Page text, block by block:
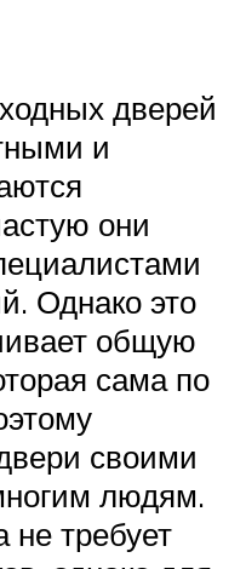
дверей
и
они
Однако это
общую
сама по
своими
людям.
не требует